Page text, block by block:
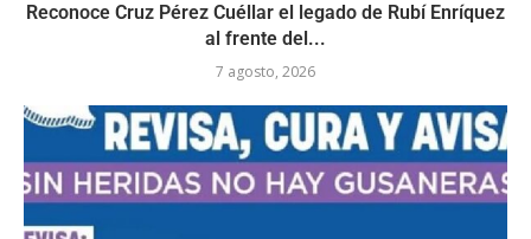
Reconoce Cruz Pérez Cuéllar el legado de Rubí Enríquez
al frente del...
7 agosto, 2026